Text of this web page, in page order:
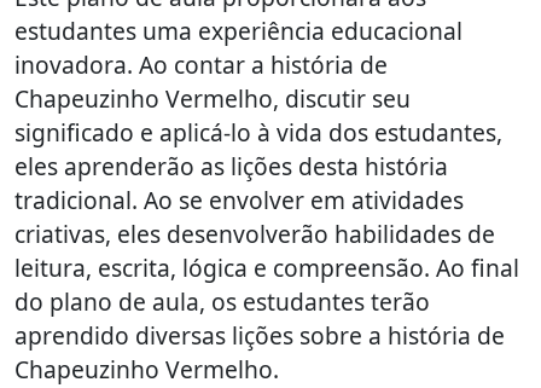
estudantes uma experiência educacional
inovadora. Ao contar a história de
Chapeuzinho Vermelho, discutir seu
significado e aplicá-lo à vida dos estudantes,
eles aprenderão as lições desta história
tradicional. Ao se envolver em atividades
criativas, eles desenvolverão habilidades de
leitura, escrita, lógica e compreensão. Ao final
do plano de aula, os estudantes terão
aprendido diversas lições sobre a história de
Chapeuzinho Vermelho.